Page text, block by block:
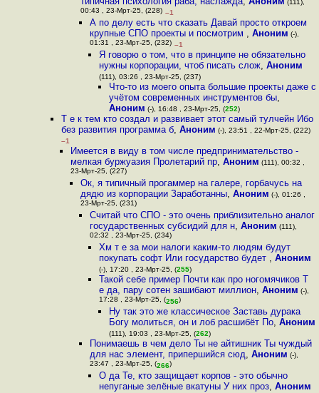
(111),
00:43 , 23-Мрт-25, (228) –1
А по делу есть что сказать Давай просто откроем
крупные СПО проекты и посмотрим , Аноним (-),
01:31 , 23-Мрт-25, (232) –1
Я говорю о том, что в принципе не обязательно
нужны корпорации, чтоб писать слож,Аноним
(111), 03:26 , 23-Мрт-25, (237)
Что-то из моего опыта большие проекты даже с
учётом современных инструментов бы,
Аноним (-), 16:48 , 23-Мрт-25, (252)
Т е к тем кто создал и развивает этот самый тулчейн Ибо
без развития программа б, Аноним (-), 23:51 , 22-Мрт-25, (222)
–1
Имеется в виду в том числе предпринимательство -
мелкая буржуазия Пролетарий пр,Аноним (111), 00:32 ,
23-Мрт-25, (227)
Ок, я типичный прогаммер на галере, горбачусь на
дядю из корпорации Заработанны, Аноним (-), 01:26 ,
23-Мрт-25, (231)
Считай что СПО - это очень приблизительно аналог
государственных субсидий для н, Аноним (111),
02:32 , 23-Мрт-25, (234)
Хм т е за мои налоги каким-то людям будут
покупать софт Или государство будет ,Аноним
(-), 17:20 , 23-Мрт-25, (255)
Такой себе пример Почти как про ногомячиков Т
е да, пару сотен зашибают миллион,Аноним (-),
17:28 , 23-Мрт-25, (256)
Ну так это же классическое Заставь дурака
Богу молиться, он и лоб расшибёт По, Аноним
(111), 19:03 , 23-Мрт-25, (262)
Понимаешь в чем дело Ты не айтишник Ты чуждый
для нас элемент, припершийся сюд, Аноним (-),
23:47 , 23-Мрт-25, (266)
О да Те, кто защищает корпов - это обычно
непуганые зелёные вкатуны У них проз,Аноним